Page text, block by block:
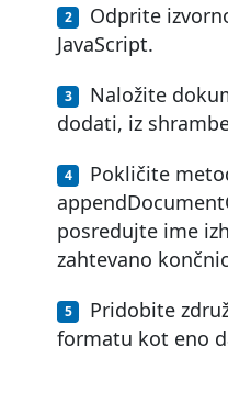
Odprite
JavaScript.
Naložite
dodati, iz
Pokličite
posredujte ime
zahtevano
Pridobite
formatu kot eno